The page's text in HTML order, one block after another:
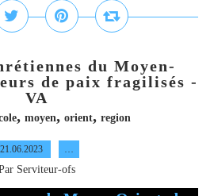
du Moyen-
de paix fragilisés -
VA
, moyen, orient, region
21.06.2023 …
Serviteur-ofs